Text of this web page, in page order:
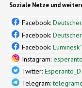
Soziale Netze und
Facebook:
Facebook:
Facebook:Luminesk'
Instagram:
Twitter:Esperanto_D
Telegram: